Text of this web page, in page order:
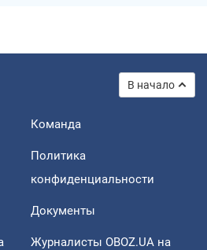
В начало
Команда
Политика
конфиденциальности
Документы
Журналисты OBOZ.UA на